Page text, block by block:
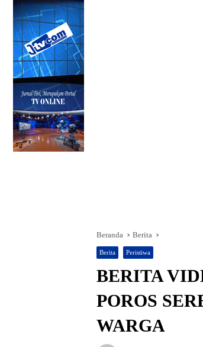
Beranda Berita
Berita Peristiwa
BERITA
POROS
WARGA